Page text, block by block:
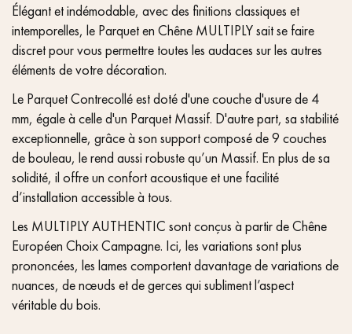
Élégant et indémodable, avec des finitions classiques et
intemporelles, le Parquet en Chêne MULTIPLY sait se faire
discret pour vous permettre toutes les audaces sur les autres
éléments de votre décoration.
Le Parquet Contrecollé est doté d'une couche d'usure de 4
mm, égale à celle d'un Parquet Massif. D'autre part, sa stabilité
exceptionnelle, grâce à son support composé de 9 couches
de bouleau, le rend aussi robuste qu’un Massif. En plus de sa
solidité, il offre un confort acoustique et une facilité
d’installation accessible à tous.
Les MULTIPLY AUTHENTIC sont conçus à partir de Chêne
Européen Choix Campagne. Ici, les variations sont plus
prononcées, les lames comportent davantage de variations de
nuances, de nœuds et de gerces qui subliment l’aspect
véritable du bois.